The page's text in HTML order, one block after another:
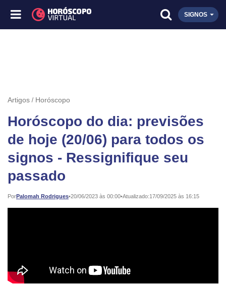
SIGNOS
Artigos Horóscopo
Horóscopo do dia: previsões
de hoje (20/06) para todos os
signos - Ressignifique seu
passado
PorPalomah Rodrigues•
Publicado: 20/06/2023 às 00:00•Atualizado:17/09/2025 às 16:15